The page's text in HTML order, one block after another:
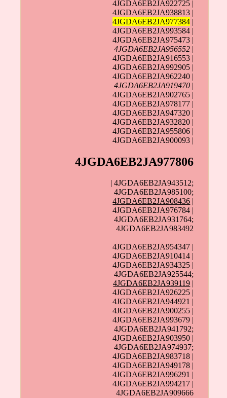
4JGDA6EB2JA922725 |
4JGDA6EB2JA938813 |
4JGDA6EB2JA977384 |
4JGDA6EB2JA993584 |
4JGDA6EB2JA975473 |
4JGDA6EB2JA956552 |
4JGDA6EB2JA916553 |
4JGDA6EB2JA992905 |
4JGDA6EB2JA962240 |
4JGDA6EB2JA919470 |
4JGDA6EB2JA902765 |
4JGDA6EB2JA978177 |
4JGDA6EB2JA947320 |
4JGDA6EB2JA932820 |
4JGDA6EB2JA955806 |
4JGDA6EB2JA900093 |
4JGDA6EB2JA977806
| 4JGDA6EB2JA943512;
4JGDA6EB2JA985100;
4JGDA6EB2JA908436 |
4JGDA6EB2JA976784 |
4JGDA6EB2JA931764;
4JGDA6EB2JA983492
4JGDA6EB2JA954347 |
4JGDA6EB2JA910414 |
4JGDA6EB2JA934325 |
4JGDA6EB2JA925544;
4JGDA6EB2JA939119 |
4JGDA6EB2JA926225 |
4JGDA6EB2JA944921 |
4JGDA6EB2JA900255 |
4JGDA6EB2JA993679 |
4JGDA6EB2JA941792;
4JGDA6EB2JA903950 |
4JGDA6EB2JA974937;
4JGDA6EB2JA983718 |
4JGDA6EB2JA949178 |
4JGDA6EB2JA996291 |
4JGDA6EB2JA994217 |
4JGDA6EB2JA909666